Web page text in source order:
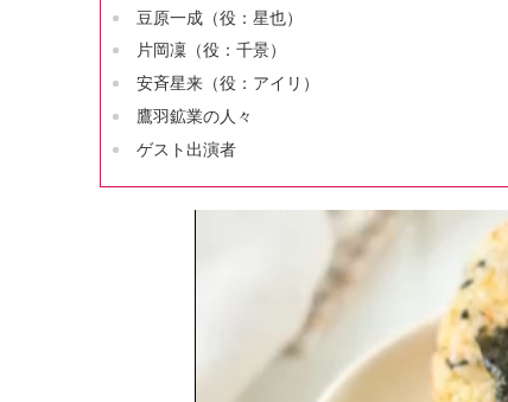
豆原一成（役：星也）
片岡凜（役：千景）
安斉星来（役：アイリ）
鷹羽鉱業の人々
ゲスト出演者